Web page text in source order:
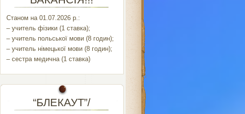
Станом на 01.07.2026 р.:
– учитель фізики (1 ставка);
– учитель польської мови (8 годин);
– учитель німецької мови (8 годин);
– сестра медична (1 ставка)
“БЛЕКАУТ”/